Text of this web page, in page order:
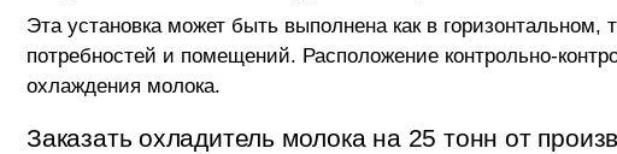
Эта установка может быть выполнена как в
потребностей и помещений. Расположение контрольно-
охлаждения молока.
Заказать охладитель молока на 25 тонн от